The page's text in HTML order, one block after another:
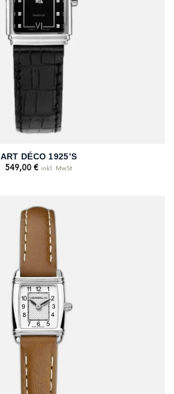
ART DÉCO 1925’S
549,00 € inkl. MwSt